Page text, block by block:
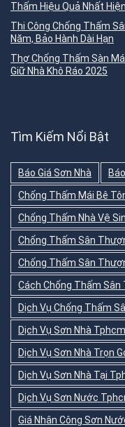
Thấm Hiệu Quả Nhất
Thi Công Chống Thấm
Năm, Bảo Hành Dài Hạn
Thợ Chống Thấm Sàn
Giữ Nhà Khô Ráo 2025
Tìm Kiếm Nổi Bật
Báo Giá Sơn Nhà
Chống Thấm Mái Bê
Chống Thấm Nhà Vệ
Chống Thấm Sân
Chống Thấm Sân
Cách Chống Thấm Sân
Dịch Vụ Chống Thấm
Dịch Vụ Sơn Nhà Tphcm
Dịch Vụ Sơn Nhà Trọn
Dịch Vụ Sơn Nhà Tại
Dịch Vụ Sơn Nước
Giá Nhân Công Sơn